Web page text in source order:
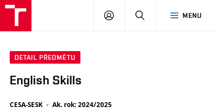
MENU
PŘIHLÁSIT
DETAIL PŘEDMĚTU
English Skills
CESA-SESK Ak. rok: 2024/2025